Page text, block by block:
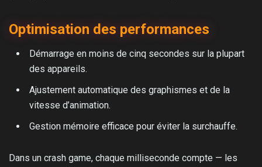
Optimisation des performances
Démarrage en moins de cinq secondes sur la plupart
des appareils.
Ajustement automatique des graphismes et de la
vitesse d’animation.
Gestion mémoire efficace pour éviter la surchauffe.
Dans un crash game, chaque milliseconde compte — les